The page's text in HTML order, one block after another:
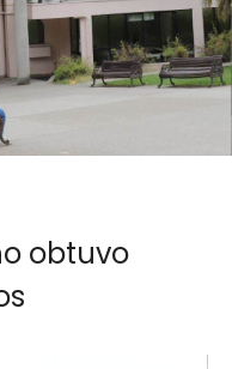
obtuvo